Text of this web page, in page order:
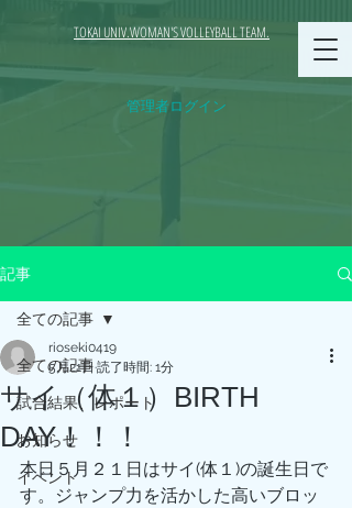
TOKAI UNIV.WOMAN'S VOLLEYBALL TEAM.
管理者ログイン
記事
全ての記事
試合結果、レポート
お知らせ
イベント
全ての記事
サイ（体１）BIRTH
DAY！！！
rioseki0419
5月21日 読了時間: 1分
本日５月２１日はサイ(体１)の誕生日で
す。ジャンプ力を活かした高いブロッ